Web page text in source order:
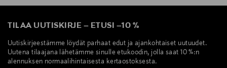
TILAA UUTISKIRJE – ETUSI –10 %
Uutiskirjeestämme löydät parhaat edut ja ajankohtaiset uutuudet.
Uutena tilaajana lähetämme sinulle etukoodin, jolla saat 10 %:n
alennuksen normaalihintaisesta kertaostoksesta.